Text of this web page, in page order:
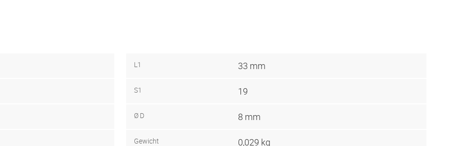
L1 33 mm
S1 19
Ø D 8 mm
Gewicht 0,029 kg